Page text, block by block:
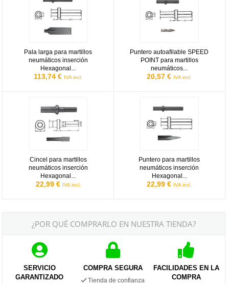
Pala larga para martillos
neumáticos inserción
Hexagonal...
113,74 € IVA incl.
Puntero autoafilable SPEED
POINT para martillos
neumáticos...
20,57 € IVA incl.
Cincel para martillos
neumáticos inserción
Hexagonal...
22,99 € IVA incl.
Puntero para martillos
neumáticos inserción
Hexagonal...
22,99 € IVA incl.
¿POR QUÉ COMPRARLO EN NUESTRA TIENDA?
SERVICIO
GARANTIZADO
COMPRA SEGURA
Tienda de confianza
FACILIDADES EN LA
COMPRA